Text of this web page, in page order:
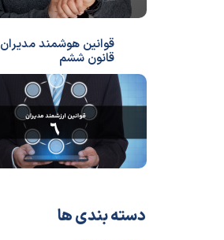
دسته بندی ها
قوانین هوشمند مدیران
قانون ششم